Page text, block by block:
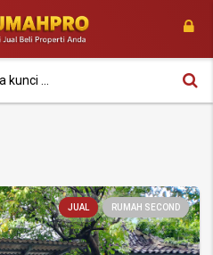
JUAL RUMAH SECOND